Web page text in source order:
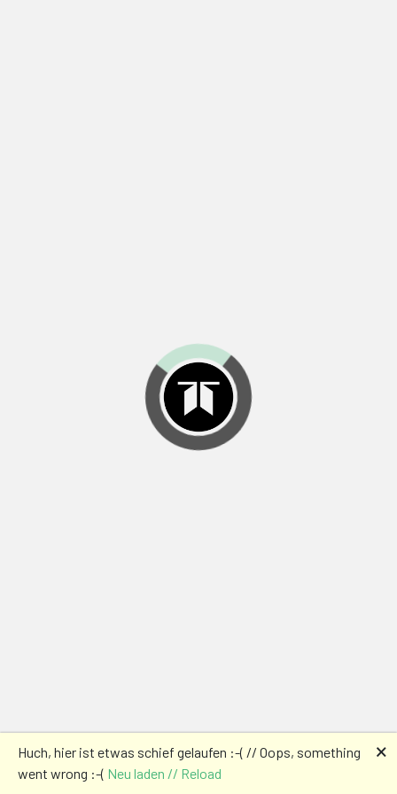
Huch, hier ist etwas schief gelaufen :-( // Oops, something
went wrong :-( Neu laden // Reload
🗙